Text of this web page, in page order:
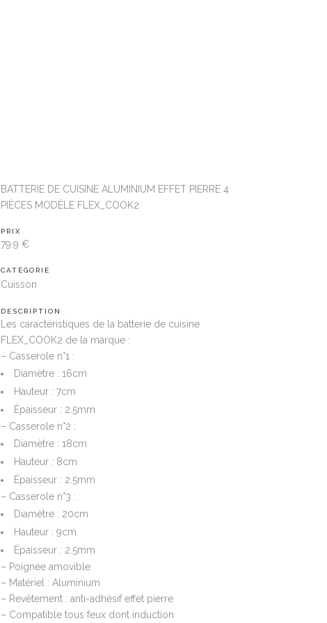
BATTERIE DE CUISINE ALUMINIUM EFFET PIERRE 4
PIÈCES MODÈLE FLEX_COOK2
PRIX
79.9 €
CATÉGORIE
Cuisson
DESCRIPTION
Les caractéristiques de la batterie de cuisine
FLEX_COOK2 de la marque :
– Casserole n°1 :
Diamètre : 16cm
Hauteur : 7cm
Épaisseur : 2.5mm
– Casserole n°2 :
Diamètre : 18cm
Hauteur : 8cm
Épaisseur : 2.5mm
– Casserole n°3 :
Diamètre : 20cm
Hauteur : 9cm
Épaisseur : 2.5mm
– Poignée amovible
– Matériel : Aluminium
– Revêtement : anti-adhésif effet pierre
– Compatible tous feux dont induction